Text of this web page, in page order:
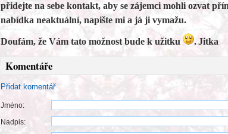
přidejte na sebe kontakt, aby se zájemci mohli ozvat
nabídka neaktuální, napište mi a já ji vymažu.
Doufám, že Vám tato možnost bude k užitku .Jitka
Komentáře
Přidat komentář
Jméno:
Nadpis: